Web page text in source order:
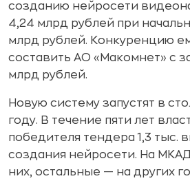
созданию нейросети
4,24 млрд рублей при
млрд рублей. Конкуренцию
составить АО «Макомнет» с
млрд рублей.
Новую систему запустят в
году. В течение пяти лет
победителя тендера 1,3 тыс.
создания нейросети. На
них, остальные — на других